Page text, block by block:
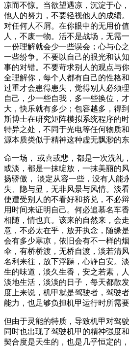
凉而不惊。当欲望遇凉，沉淀于心
他人的努力，不要轻视他人的成绩
对任何人不屑。在你眼中的无用价
人，不废一物。活不是战场，无需
一份理解就会少一些误会；心与心
一些纷争。不要以自己的眼光和认
事的对错。不要苛求别人的观点与
全理解你，每个人都有自己的性格
过重才会患得患失，觉得别人必须
自己，少一些自我，多一些换位，
大，快乐就有多少；包容越多，得
斯博士在研究矩阵模拟系统程序的
特异之处，不同于光电等任何物质
源本质类似于精神这种虚无飘渺的东
命一场， 或喜或悲，都是一次洗礼
或淡，都是一抹绽放，一抹美丽的
扬骄傲， 淡定从容一些，没有人能
失、隐与显，无非风景与风情。淡
使遭受别人的不看好和挤兑，不必
用时间来证明自己。何必追慕名车
相随，情也真。该来的自然来，会
意，不必太在乎，放开执念，随缘
会有多少寒凉，依旧会有不一样的
伞，有桥桥渡，无桥自渡，淡若清
名利来往，放下浮躁，心静自安。
生的味道，淡久生香，安之若素，
淡地生活，淡淡的日子，每天都散
度上来说，机甲就是驾驶者，驾驶
能力，也足够负担机甲运行时所需要
但由于灵能的特质，导致机甲对驾
同时也出现了驾驶机甲的精神强度
契合度是天生的，也是几乎恒定的